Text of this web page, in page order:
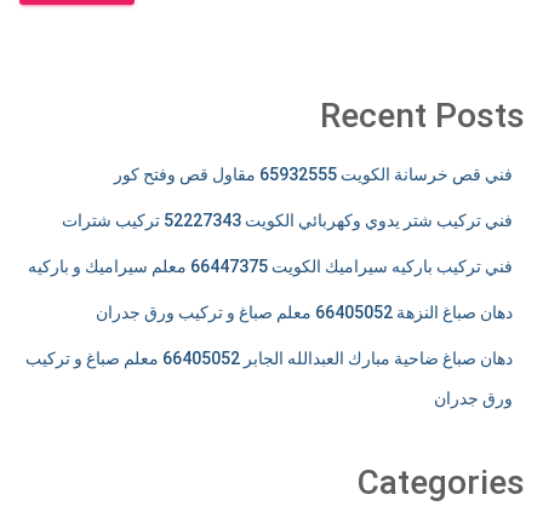
Recent Posts
فني قص خرسانة الكويت 65932555 مقاول قص وفتح كور
فني تركيب شتر يدوي وكهربائي الكويت 52227343 تركيب شترات
فني تركيب باركيه سيراميك الكويت 66447375 معلم سيراميك و باركيه
دهان صباغ النزهة 66405052 معلم صباغ و تركيب ورق جدران
دهان صباغ ضاحية مبارك العبدالله الجابر 66405052 معلم صباغ و تركيب
ورق جدران
Categories